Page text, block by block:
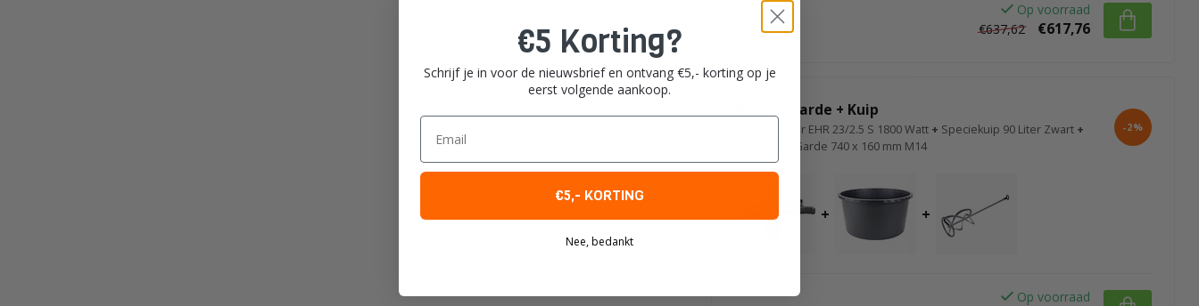
Op voorraad
€637,62
€617,76
Mixer + Garde + Kuip
Swinko Mixer EHR 23/2.5 S 1800 Watt + Speciekuip 90 Liter Zwart +
Super Prof Garde 740 x 160 mm M14
-2%
+ +
Op voorraad
€5 Korting?
Schrijf je in voor de nieuwsbrief en ontvang €5,- korting op je
eerst volgende aankoop.
Email
€5,- KORTING
Nee, bedankt